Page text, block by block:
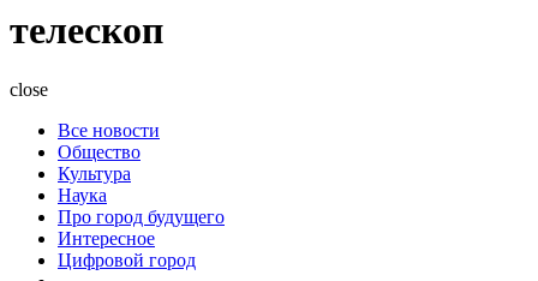
телескоп
close
Все новости
Общество
Культура
Наука
Про город будущего
Интересное
Цифровой город